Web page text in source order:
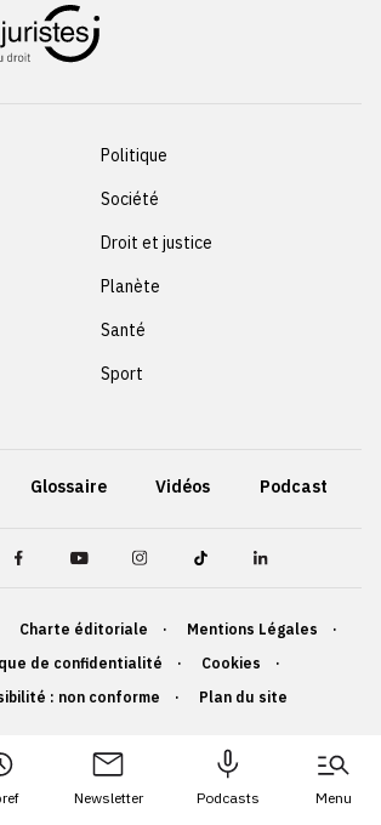
Newsletter Podcasts Menu
Politique
Société
Droit et justice
Planète
Santé
Sport
Glossaire Vidéos Podcast
Charte éditoriale
Mentions Légales
de confidentialité
Cookies
: non conforme
Plan du site